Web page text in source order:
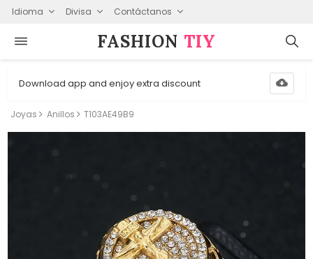
Idioma Divisa Contáctanos
FASHION⁠ TIY
Download app and enjoy extra discount
Joyas Anillos T103AE49B9